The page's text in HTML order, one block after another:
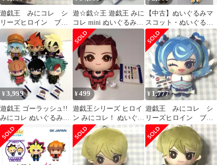
遊戯王 みにコレ シ
リーズヒロイン ブル
ーエンジェル 財前葵
⑧
遊☆戯☆王 遊戯王 みに
コレ mini ぬいぐるみ
マスコット 全4種セッ
ト ①
【中古】ぬいぐるみマ
スコット・ぬいぐるみ
バッジ 全4種セット み
にコレ!ぬいぐるみマス
コット 「遊☆戯☆王」
¥3,999
遊戯王 ゴーラッシュ!!
みにコレ ぬいぐるみマ
スコット 全6種セット
¥499
遊戯王シリーズ ヒロイ
ン みにコレ！ ぬいぐる
みマスコット 十六夜ア
キ
¥ 1,777
遊戯王 みにコレ シ
リーズヒロイン ブル
ーエンジェル 財前葵
⑦